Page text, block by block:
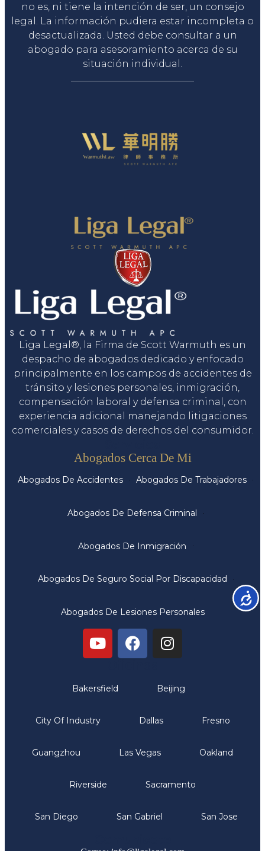
no es, ni tiene la intención de ser, un consejo
legal. La información pudiera estar incompleta o
desactualizada. Usted debe consultar a un
abogado para asesoramiento acerca de su
situación individual.
Liga Legal®, la Firma de Scott Warmuth es un
despacho de abogados dedicado y enfocado
principalmente en los campos de accidentes de
tránsito y lesiones personales, inmigración,
compensación laboral y defensa criminal, con
experiencia adicional manejando litigaciones
comerciales y casos de derechos del consumidor.
Abogados Cerca De Mi
Abogados De Accidentes Abogados De Trabajadores
Abogados De Defensa Criminal
Abogados De Inmigración
Abogados De Seguro Social Por Discapacidad
Abogados De Lesiones Personales
Bakersfield Beijing
City Of Industry Dallas Fresno
Guangzhou Las Vegas Oakland
Riverside Sacramento
San Diego San Gabriel San Jose